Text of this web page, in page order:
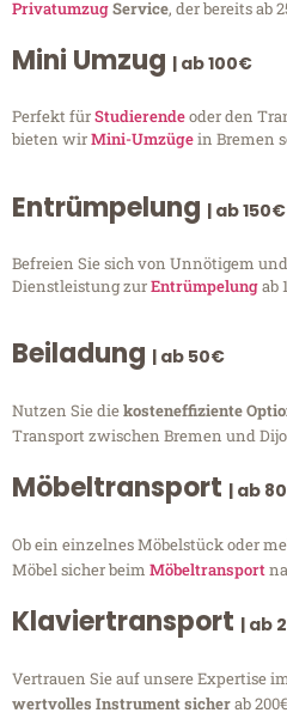
PrivatumzugService, der bereits ab
Mini Umzug | ab 100€
Perfekt fürStudierendeoder den
bieten wirMini-Umzügein Bremen
Entrümpelung | ab 150€
Befreien Sie sich von Unnötigem und
Dienstleistung zurEntrümpelungab
Beiladung | ab 50€
Nutzen Sie diekosteneffiziente
Transport zwischen Bremen und
Möbeltransport | ab
Ob ein einzelnes Möbelstück oder
Möbel sicher beim Möbeltransport
Klaviertransport | ab
Vertrauen Sie auf unsere Expertise
wertvolles Instrument sicherab